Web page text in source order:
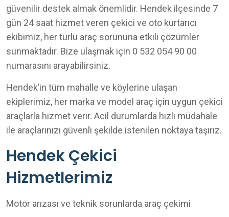
güvenilir destek almak önemlidir. Hendek ilçesinde 7
gün 24 saat hizmet veren çekici ve oto kurtarıcı
ekibimiz, her türlü araç sorununa etkili çözümler
sunmaktadır. Bize ulaşmak için 0 532 054 90 00
numarasını arayabilirsiniz.
Hendek’in tüm mahalle ve köylerine ulaşan
ekiplerimiz, her marka ve model araç için uygun çekici
araçlarla hizmet verir. Acil durumlarda hızlı müdahale
ile araçlarınızı güvenli şekilde istenilen noktaya taşırız.
Hendek Çekici
Hizmetlerimiz
Motor arızası ve teknik sorunlarda araç çekimi